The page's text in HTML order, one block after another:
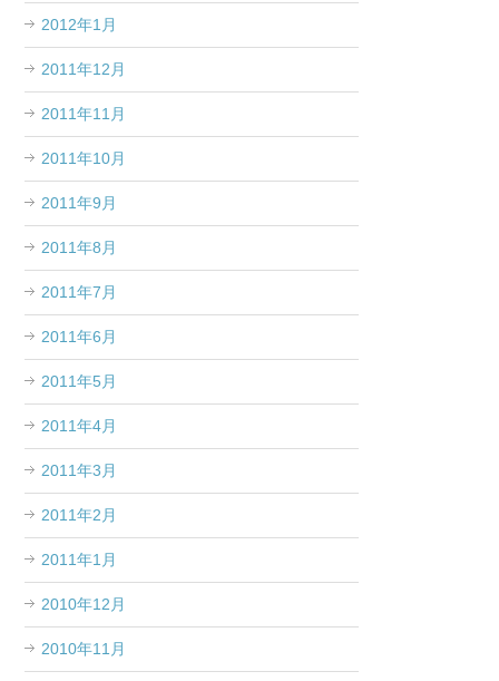
2012年1月
2011年12月
2011年11月
2011年10月
2011年9月
2011年8月
2011年7月
2011年6月
2011年5月
2011年4月
2011年3月
2011年2月
2011年1月
2010年12月
2010年11月